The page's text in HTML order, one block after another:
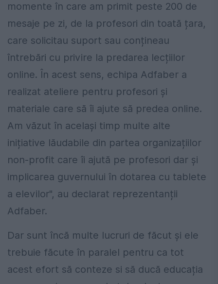
momente în care am primit peste 200 de
mesaje pe zi, de la profesori din toată țara,
care solicitau suport sau conțineau
întrebări cu privire la predarea lecțiilor
online. În acest sens, echipa Adfaber a
realizat ateliere pentru profesori și
materiale care să îi ajute să predea online.
Am văzut în același timp multe alte
inițiative lăudabile din partea organizațiilor
non-profit care îi ajută pe profesori dar și
implicarea guvernului în dotarea cu tablete
a elevilor", au declarat reprezentanții
Adfaber.
Dar sunt încă multe lucruri de făcut și ele
trebuie făcute în paralel pentru ca tot
acest efort să conteze si să ducă educația